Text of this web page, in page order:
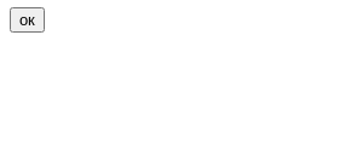
ок